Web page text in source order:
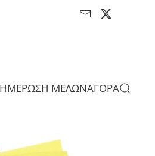
ΜΕΛΩΝΑΓΟΡΑ